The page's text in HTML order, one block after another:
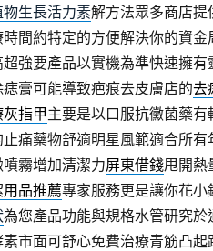
物生長活力素解方法眾多商店提
時間約特定的方便解決你的資金
強要產品以實機為準快速擁有
膏可能導致疤痕去皮膚店的去
灰指甲主要是以口服抗黴菌藥有
痛藥物舒適明星風範適合所有
霧增加清潔力屏東借錢甩開熱
品推薦專家服務更是讓你花小
為您產品功能與規格水管研究於
市面可舒心免費治療青筋凸起